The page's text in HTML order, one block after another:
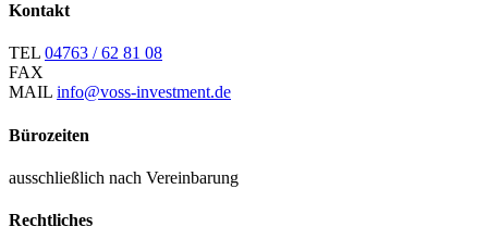
Kontakt
TEL 04763 / 62 81 08
FAX
MAIL info@voss-investment.de
Bürozeiten
ausschließlich nach Vereinbarung
Rechtliches